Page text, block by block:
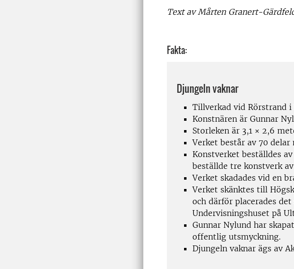
Text av Mårten Granert-
Fakta:
Djungeln vaknar
Tillverkad vid Rörstrand i
Konstnären är Gunnar
Storleken är 3,1 × 2,6
Verket består av 70
Konstverket beställdes
beställde tre konstverk
Verket skadades vid en
Verket skänktes till
och därför placerades
Undervisningshuset på
Gunnar Nylund har
offentlig utsmyckning.
Djungeln vaknar ägs av